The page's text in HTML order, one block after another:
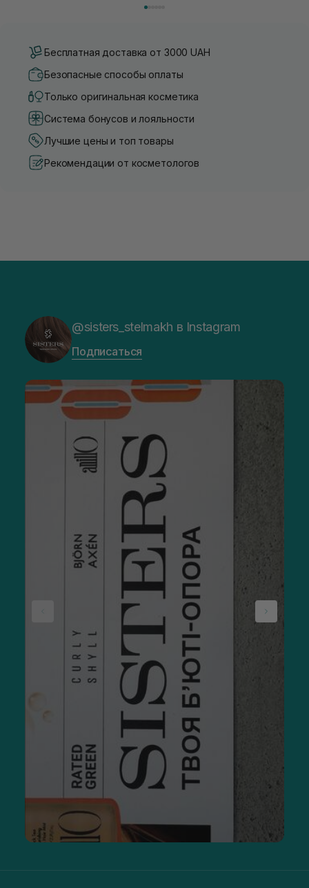
Бесплатная доставка от 3000 UAH
Безопасные способы оплаты
Только оригинальная косметика
Система бонусов и лояльности
Лучшие цены и топ товары
Рекомендации от косметологов
@sisters_stelmakh в Instagram
Подписаться